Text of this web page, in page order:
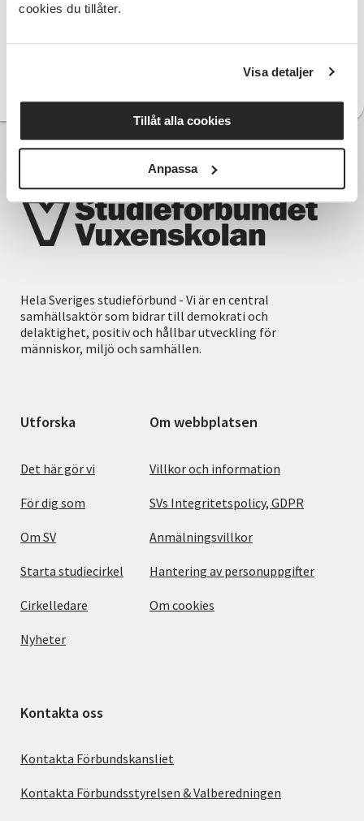
cookies du tillåter.
Visa detaljer
Tillåt alla cookies
Anpassa
Verksamhet/Projektstöd
Hela Sveriges studieförbund - Vi är en central
samhällsaktör som bidrar till demokrati och
delaktighet, positiv och hållbar utveckling för
människor, miljö och samhällen.
Utforska
Det här gör vi
För dig som
Om SV
Starta studiecirkel
Cirkelledare
Nyheter
Om webbplatsen
Villkor och information
SVs Integritetspolicy, GDPR
Anmälningsvillkor
Hantering av personuppgifter
Om cookies
Kontakta oss
Kontakta Förbundskansliet
Kontakta Förbundsstyrelsen & Valberedningen